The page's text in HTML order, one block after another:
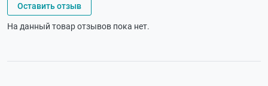
Оставить отзыв
На данный товар отзывов пока нет.